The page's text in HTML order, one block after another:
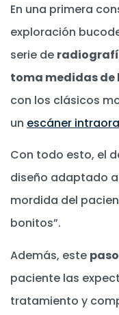
En una primera
exploración
serie de
toma medidas de
con los clásicos
un escáner
Con todo esto, el
diseño adaptado
mordida del
bonitos”.
Además, este
paciente las
tratamiento y